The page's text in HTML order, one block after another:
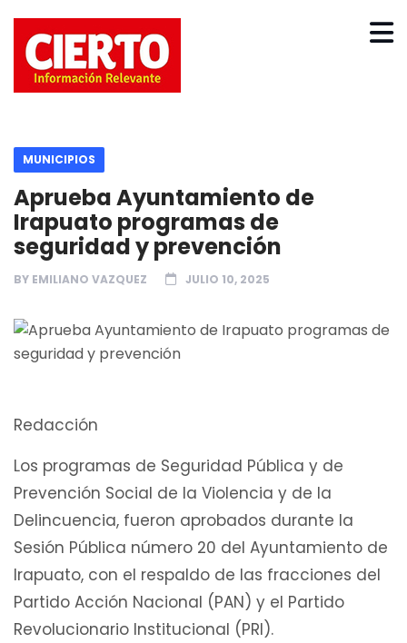
MUNICIPIOS
Aprueba Ayuntamiento de
Irapuato programas de
seguridad y prevención
BY EMILIANO VAZQUEZ JULIO 10, 2025
Redacción
Los programas de Seguridad Pública y de
Prevención Social de la Violencia y de la
Delincuencia, fueron aprobados durante la
Sesión Pública número 20 del Ayuntamiento de
Irapuato, con el respaldo de las fracciones del
Partido Acción Nacional (PAN) y el Partido
Revolucionario Institucional (PRI).